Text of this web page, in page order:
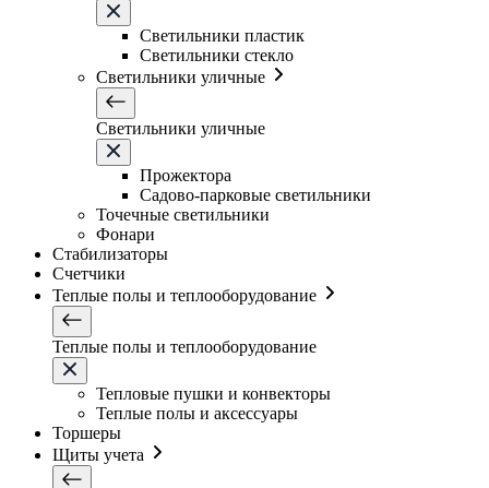
Светильники плаcтик
Светильники стекло
Светильники уличные
Светильники уличные
Прожектора
Садово-парковые светильники
Точечные светильники
Фонари
Стабилизаторы
Счетчики
Теплые полы и теплооборудование
Теплые полы и теплооборудование
Тепловые пушки и конвекторы
Теплые полы и аксессуары
Торшеры
Щиты учета